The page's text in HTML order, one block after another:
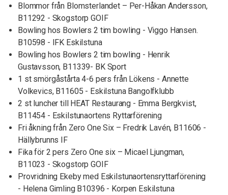
Blommor från Blomsterlandet – Per-Håkan Andersson,
B11292 - Skogstorp GOIF
Bowling hos Bowlers 2 tim bowling - Viggo Hansen.
B10598 - IFK Eskilstuna
Bowling hos Bowlers 2 tim bowling - Henrik
Gustavsson, B11339- BK Sport
1 st smörgåstårta 4-6 pers från Lökens - Annette
Volkevics, B11605 - Eskilstuna Bangolfklubb
2 st luncher till HEAT Restaurang - Emma Bergkvist,
B11454 - Eskilstunaortens Ryttarförening
Fri åkning från Zero One Six – Fredrik Lavén, B11606 -
Hällybrunns IF
Fika för 2 pers Zero One six – Micael Ljungman,
B11023 - Skogstorp GOIF
Provridning Ekeby med Eskilstunaortensryttarförening
- Helena Gimling B10396 - Korpen Eskilstuna